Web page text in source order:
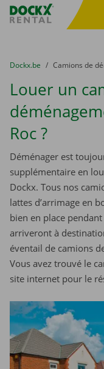
sitename
You are here:
du
Dockx.be to
Camions de
Louer un
Roc ?
Déménager est
supplémentaire en
Dockx. Tous nos
lattes d’arrimage en
bien en place
arriveront à
éventail de camions
Vous avez trouvé le
site internet pour le